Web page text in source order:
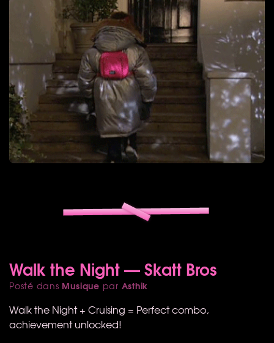
Walk the Night — Skatt Bros
Posté dans Musique par Asthik
Walk the Night + Cruising = Perfect combo,
achievement unlocked!